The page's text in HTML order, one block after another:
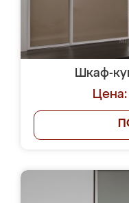
Шкаф-